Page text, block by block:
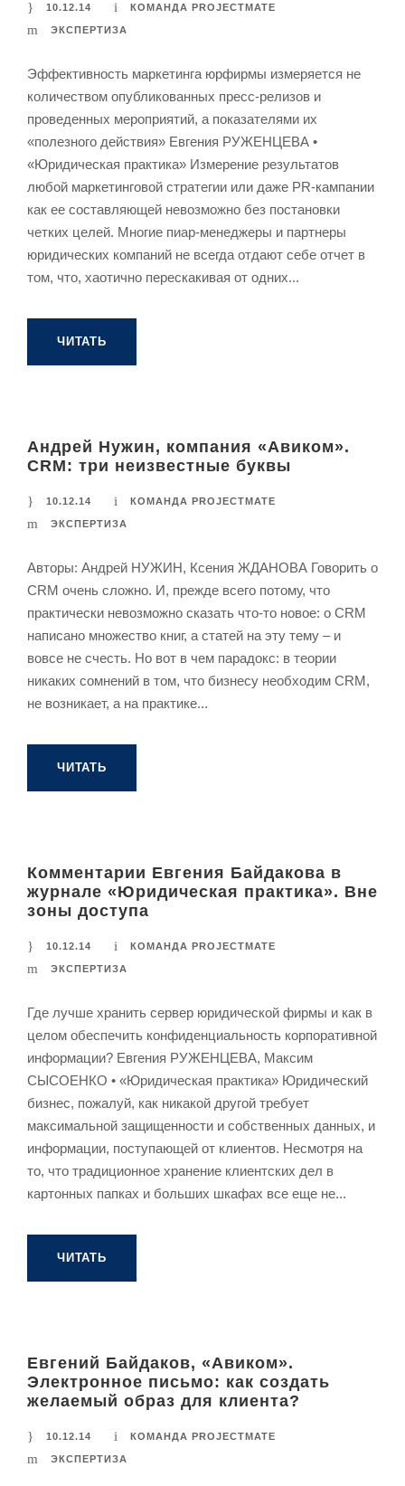
10.12.14 КОМАНДА PROJECTMATE
ЭКСПЕРТИЗА
Эффективность маркетинга юрфирмы измеряется не
количеством опубликованных пресс-релизов и
проведенных мероприятий, а показателями их
«полезного действия» Евгения РУЖЕНЦЕВА •
«Юридическая практика» Измерение результатов
любой маркетинговой стратегии или даже PR‑кампании
как ее составляющей невозможно без постановки
четких целей. Многие пиар-менеджеры и партнеры
юридических компаний не всегда отдают себе отчет в
том, что, хаотично перескакивая от одних...
ЧИТАТЬ
Андрей Нужин, компания «Авиком».
CRM: три неизвестные буквы
10.12.14 КОМАНДА PROJECTMATE
ЭКСПЕРТИЗА
Авторы: Андрей НУЖИН, Ксения ЖДАНОВА Говорить о
CRM очень сложно. И, прежде всего потому, что
практически невозможно сказать что-то новое: о CRM
написано множество книг, а статей на эту тему – и
вовсе не счесть. Но вот в чем парадокс: в теории
никаких сомнений в том, что бизнесу необходим CRM,
не возникает, а на практике...
ЧИТАТЬ
Комментарии Евгения Байдакова в
журнале «Юридическая практика». Вне
зоны доступа
10.12.14 КОМАНДА PROJECTMATE
ЭКСПЕРТИЗА
Где лучше хранить сервер юридической фирмы и как в
целом обеспечить конфиденциальность корпоративной
информации? Евгения РУЖЕНЦЕВА, Максим
СЫСОЕНКО • «Юридическая практика» Юридический
бизнес, пожалуй, как никакой другой требует
максимальной защищенности и собственных данных, и
информации, поступающей от клиентов. Несмотря на
то, что традиционное хранение клиентских дел в
картонных папках и больших шкафах все еще не...
ЧИТАТЬ
Евгений Байдаков, «Авиком».
Электронное письмо: как создать
желаемый образ для клиента?
10.12.14 КОМАНДА PROJECTMATE
ЭКСПЕРТИЗА